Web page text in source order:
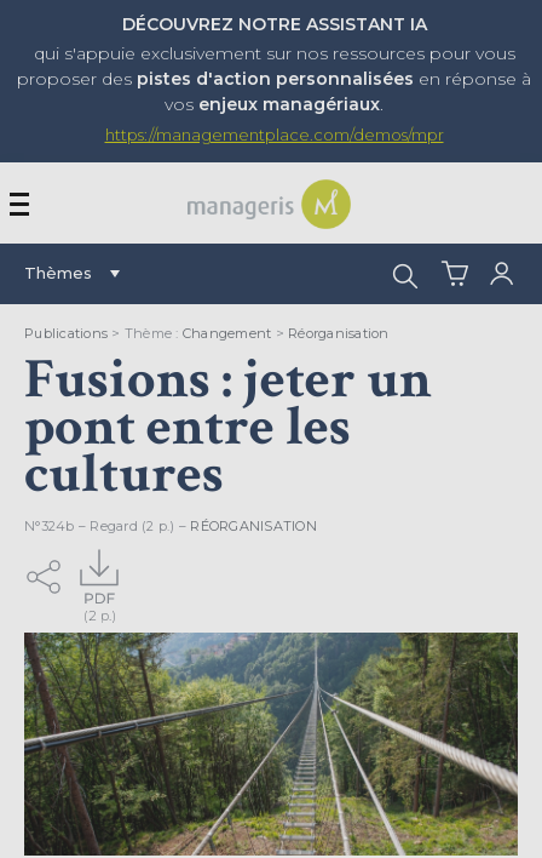
DÉCOUVREZ NOTRE ASSISTANT IA
qui s'appuie exclusivement sur nos ressources pour vous
proposer des pistes d'action personnalisées en réponse à
vos enjeux managériaux.
https://managementplace.com/demos/mpr
AFFICHER OU
Thèmes Rechercher :
Publications > Thème : Changement > Réorganisation
Fusions : jeter un
pont entre les
cultures
N°324b – Regard (2 p.) – RÉORGANISATION